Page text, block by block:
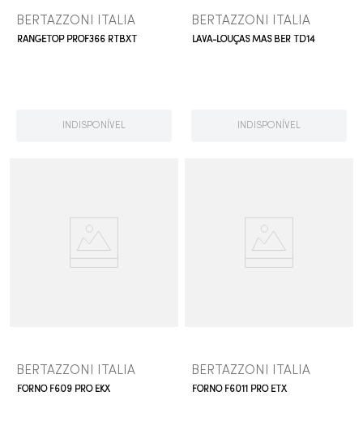
BERTAZZONI ITALIA
RANGETOP PROF366 RTBXT
INDISPONÍVEL
BERTAZZONI ITALIA
LAVA-LOUÇAS MAS BER TD14
INDISPONÍVEL
BERTAZZONI ITALIA
FORNO F609 PRO EKX
BERTAZZONI ITALIA
FORNO F6011 PRO ETX